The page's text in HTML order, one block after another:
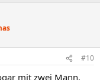
#10
mit zwei Mann.